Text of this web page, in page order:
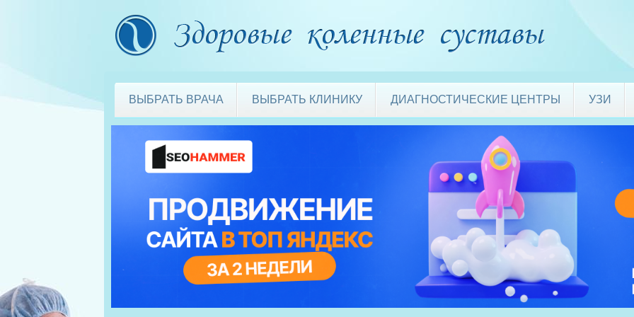
ВЫБРАТЬ ВРАЧА ВЫБРАТЬ КЛИНИКУ ДИАГНОСТИЧЕСКИЕ ЦЕНТРЫ УЗИ